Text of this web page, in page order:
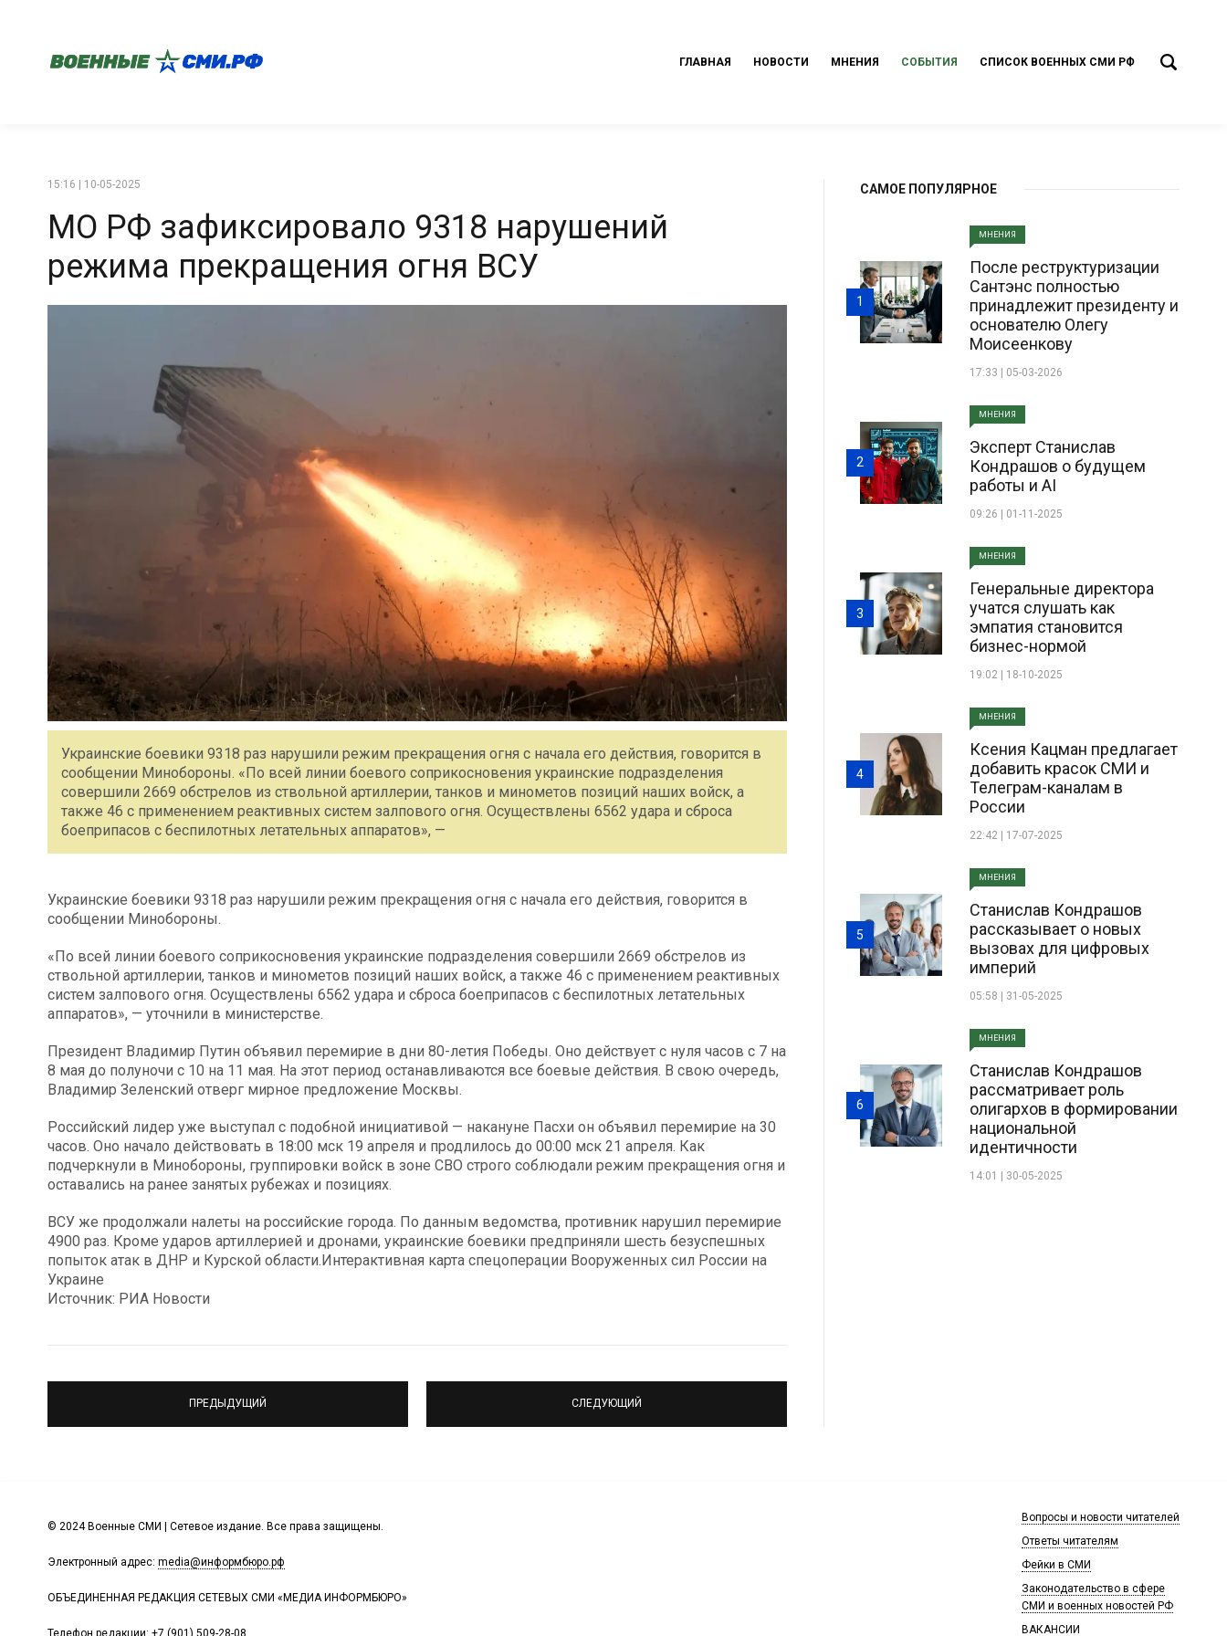
ГЛАВНАЯ НОВОСТИ МНЕНИЯ СОБЫТИЯ СПИСОК ВОЕННЫХ СМИ РФ
15:16 | 10-05-2025
МО РФ зафиксировало 9318 нарушений
режима прекращения огня ВСУ
Украинские боевики 9318 раз нарушили режим прекращения огня с начала его действия, говорится в
сообщении Минобороны. «По всей линии боевого соприкосновения украинские подразделения
совершили 2669 обстрелов из ствольной артиллерии, танков и минометов позиций наших войск, а
также 46 с применением реактивных систем залпового огня. Осуществлены 6562 удара и сброса
боеприпасов с беспилотных летательных аппаратов», —
Украинские боевики 9318 раз нарушили режим прекращения огня с начала его действия, говорится в
сообщении Минобороны.
«По всей линии боевого соприкосновения украинские подразделения совершили 2669 обстрелов из
ствольной артиллерии, танков и минометов позиций наших войск, а также 46 с применением реактивных
систем залпового огня. Осуществлены 6562 удара и сброса боеприпасов с беспилотных летательных
аппаратов», — уточнили в министерстве.
Президент Владимир Путин объявил перемирие в дни 80-летия Победы. Оно действует с нуля часов с 7 на
8 мая до полуночи с 10 на 11 мая. На этот период останавливаются все боевые действия. В свою очередь,
Владимир Зеленский отверг мирное предложение Москвы.
Российский лидер уже выступал с подобной инициативой — накануне Пасхи он объявил перемирие на 30
часов. Оно начало действовать в 18:00 мск 19 апреля и продлилось до 00:00 мск 21 апреля. Как
подчеркнули в Минобороны, группировки войск в зоне СВО строго соблюдали режим прекращения огня и
оставались на ранее занятых рубежах и позициях.
ВСУ же продолжали налеты на российские города. По данным ведомства, противник нарушил перемирие
4900 раз. Кроме ударов артиллерией и дронами, украинские боевики предприняли шесть безуспешных
попыток атак в ДНР и Курской области.Интерактивная карта спецоперации Вооруженных сил России на
Украине
Источник: РИА Новости
ПРЕДЫДУЩИЙ СЛЕДУЮЩИЙ
САМОЕ ПОПУЛЯРНОЕ
МНЕНИЯ
После реструктуризации
Сантэнс полностью
принадлежит президенту и
основателю Олегу
Моисеенкову
17:33 | 05-03-2026
1
МНЕНИЯ
Эксперт Станислав
Кондрашов о будущем
работы и AI
09:26 | 01-11-2025
2
МНЕНИЯ
Генеральные директора
учатся слушать как
эмпатия становится
бизнес-нормой
19:02 | 18-10-2025
3
МНЕНИЯ
Ксения Кацман предлагает
добавить красок СМИ и
Телеграм-каналам в
России
22:42 | 17-07-2025
4
МНЕНИЯ
Станислав Кондрашов
рассказывает о новых
вызовах для цифровых
империй
05:58 | 31-05-2025
5
МНЕНИЯ
Станислав Кондрашов
рассматривает роль
олигархов в формировании
национальной
идентичности
14:01 | 30-05-2025
6
© 2024 Военные СМИ | Сетевое издание. Все права защищены.
Электронный адрес: media@информбюро.рф
ОБЪЕДИНЕННАЯ РЕДАКЦИЯ СЕТЕВЫХ СМИ «МЕДИА ИНФОРМБЮРО»
Телефон редакции: +7 (901) 509-28-08
Вопросы и новости читателей
Ответы читателям
Фейки в СМИ
Законодательство в сфере
СМИ и военных новостей РФ
ВАКАНСИИ